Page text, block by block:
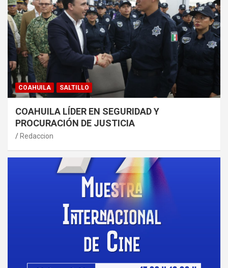
COAHUILA SALTILLO
COAHUILA LÍDER EN SEGURIDAD Y
PROCURACIÓN DE JUSTICIA
Redaccion